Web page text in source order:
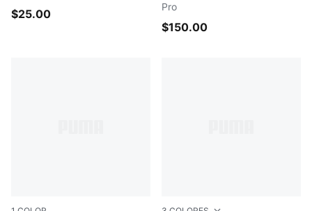
$25.00
Pro
$150.00